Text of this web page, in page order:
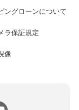
ングローンについて
ラ保証規定
像